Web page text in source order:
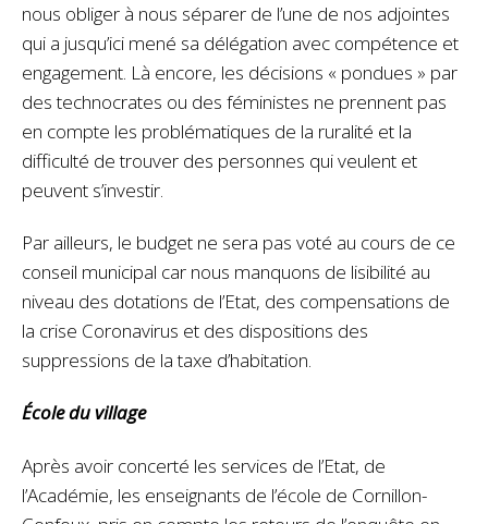
nous obliger à nous séparer de l’une de nos adjointes
qui a jusqu’ici mené sa délégation avec compétence et
engagement. Là encore, les décisions « pondues » par
des technocrates ou des féministes ne prennent pas
en compte les problématiques de la ruralité et la
difficulté de trouver des personnes qui veulent et
peuvent s’investir.
Par ailleurs, le budget ne sera pas voté au cours de ce
conseil municipal car nous manquons de lisibilité au
niveau des dotations de l’Etat, des compensations de
la crise Coronavirus et des dispositions des
suppressions de la taxe d’habitation.
École du village
Après avoir concerté les services de l’Etat, de
l’Académie, les enseignants de l’école de Cornillon-